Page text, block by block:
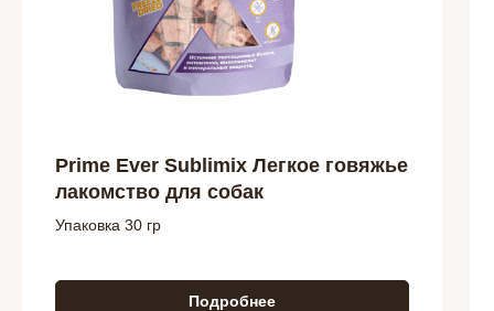
Prime Ever Sublimix Легкое говяжье
лакомство для собак
Упаковка 30 гр
Подробнее